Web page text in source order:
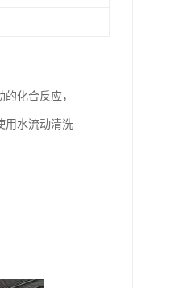
化合反应，
用水流动清洗